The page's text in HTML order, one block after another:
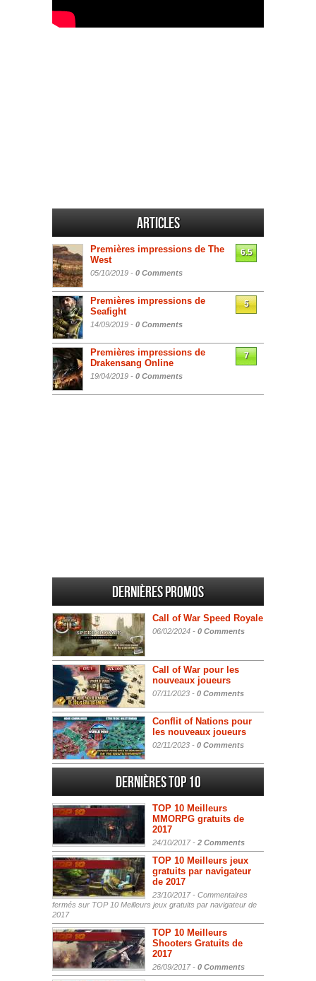
Articles
Premières impressions de The
West
05/10/2019 - 0 Comments
6.5
Premières impressions de
Seafight
14/09/2019 - 0 Comments
5
Premières impressions de
Drakensang Online
19/04/2019 - 0 Comments
7
Dernières promos
Call of War Speed Royale
06/02/2024 - 0 Comments
Call of War pour les
nouveaux joueurs
07/11/2023 - 0 Comments
Conflit of Nations pour
les nouveaux joueurs
02/11/2023 - 0 Comments
Dernières Top 10
TOP 10 Meilleurs
MMORPG gratuits de
2017
24/10/2017 - 2 Comments
TOP 10 Meilleurs jeux
gratuits par navigateur
de 2017
23/10/2017 - Commentaires
fermés sur TOP 10 Meilleurs jeux gratuits par navigateur de
2017
TOP 10 Meilleurs
Shooters Gratuits de
2017
26/09/2017 - 0 Comments